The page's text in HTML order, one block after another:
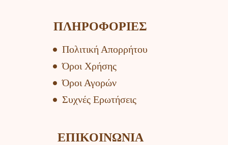
ΠΛΗΡΟΦΟΡΙΕΣ
Πολιτική Απορρήτου
Όροι Χρήσης
Όροι Αγορών
Συχνές Ερωτήσεις
ΕΠΙΚΟΙΝΩΝΙΑ